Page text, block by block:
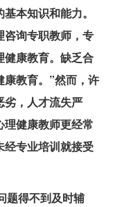
本知识和能力。
咨询专职教师，专
健康教育。缺乏合
教育。”然而，许
劣，人才流失严
健康教师更经常
经专业培训就接受
题得不到及时辅